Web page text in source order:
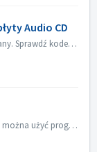
Audio CD
Kodek Apple Lossless Audio nie jest obsługiwany. Sprawdź kodek audio swoich plików. Lub wyślij je do nas w celu sprawdzenia.
Do nagrywania danych na pamięci/karty USB można użyć programów Nero Burning ROM i Nero USBxCOPY. W Nero Burning ROM, "Raspberry Pi OS" i "ISO...